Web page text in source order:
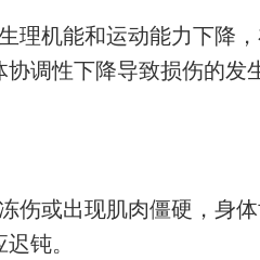
理机能和运动能力下降
调性下降导致损伤的发
伤或出现肌肉僵硬，身
钝。